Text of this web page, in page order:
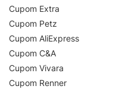
Cupom Extra
Cupom Petz
Cupom AliExpress
Cupom C&A
Cupom Vivara
Cupom Renner